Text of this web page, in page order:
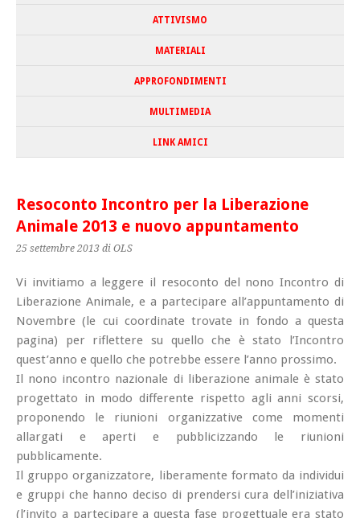
ATTIVISMO
MATERIALI
APPROFONDIMENTI
MULTIMEDIA
LINK AMICI
Resoconto Incontro per la Liberazione
Animale 2013 e nuovo appuntamento
25 settembre 2013 di OLS
Vi invitiamo a leggere il resoconto del nono Incontro di
Liberazione Animale, e a partecipare all’appuntamento di
Novembre (le cui coordinate trovate in fondo a questa
pagina) per riflettere su quello che è stato l’Incontro
quest’anno e quello che potrebbe essere l’anno prossimo.
Il nono incontro nazionale di liberazione animale è stato
progettato in modo differente rispetto agli anni scorsi,
proponendo le riunioni organizzative come momenti
allargati e aperti e pubblicizzando le riunioni
pubblicamente.
Il gruppo organizzatore, liberamente formato da individui
e gruppi che hanno deciso di prendersi cura dell’iniziativa
(l’invito a partecipare a questa fase progettuale era stato